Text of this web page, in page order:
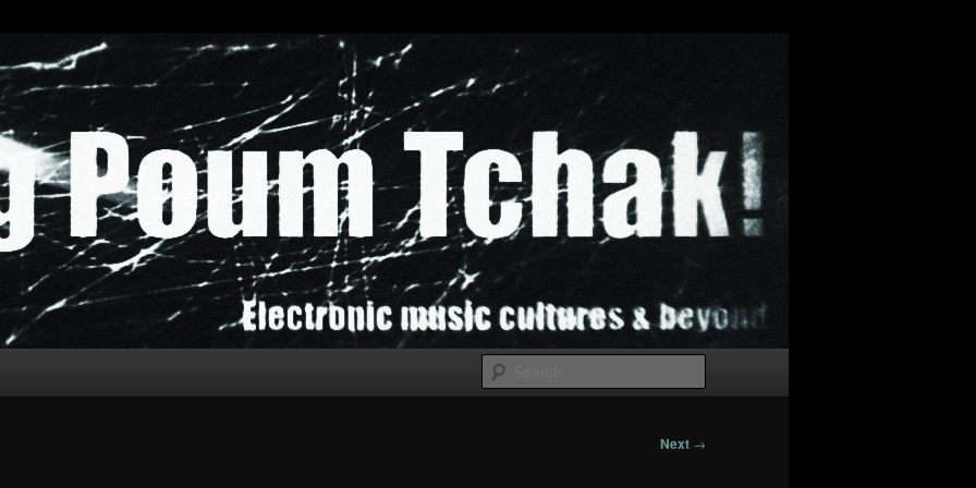
Next →